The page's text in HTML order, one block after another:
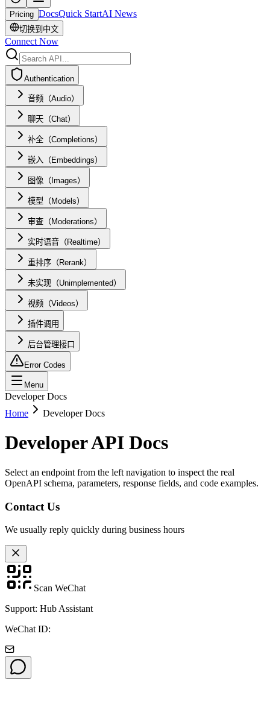
Pricing DocsQuick StartAI News
切换到中文
Connect Now
Authentication
音频（Audio）
聊天（Chat）
补全（Completions）
嵌入（Embeddings）
图像（Images）
模型（Models）
审查（Moderations）
实时语音（Realtime）
重排序（Rerank）
未实现（Unimplemented）
视频（Videos）
插件调用
后台管理接口
Error Codes
Menu
Developer Docs
Home
Developer Docs
Developer API Docs
Select an endpoint from the left navigation to inspect the real
OpenAPI schema, parameters, response fields, and code examples.
Contact Us
We usually reply quickly during business hours
Scan WeChat
Support: Hub Assistant
WeChat ID: